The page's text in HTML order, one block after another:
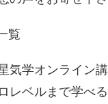
覧
気学オンライン
レベルまで学べ